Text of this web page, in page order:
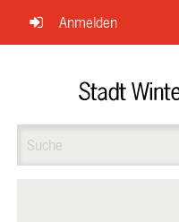
Navigation
überspringen
Anmelden